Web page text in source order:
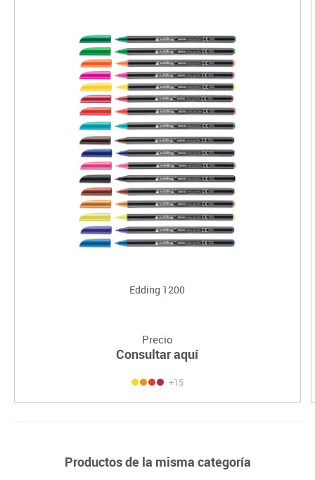
Edding 1200
Precio
Consultar aquí
+15
Productos de la misma categoría